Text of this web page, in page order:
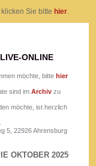
Sie bitte hier.
ONLINE
möchte, bitte hier
sind im Archiv zu
möchte, ist herzlich
5, 22926 Ahrensburg
OKTOBER 2025